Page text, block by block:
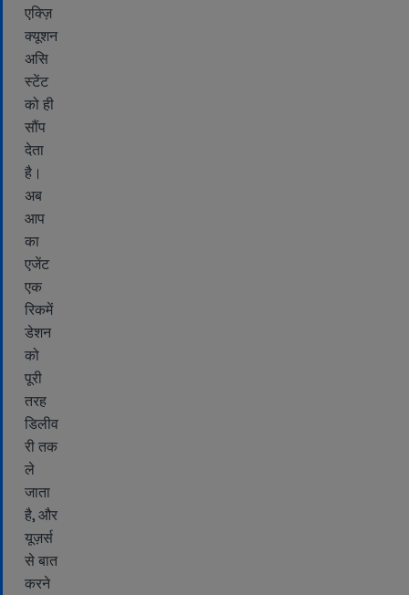
एक्ज़ि
क्यूशन
असि
स्टेंट
को ही
सौंप
देता
है।
अब
आप
का
एजेंट
एक
रिकमें
डेशन
को
पूरी
तरह
डिलीव
री तक
ले
जाता
है, और
यूज़र्स
से बात
करने